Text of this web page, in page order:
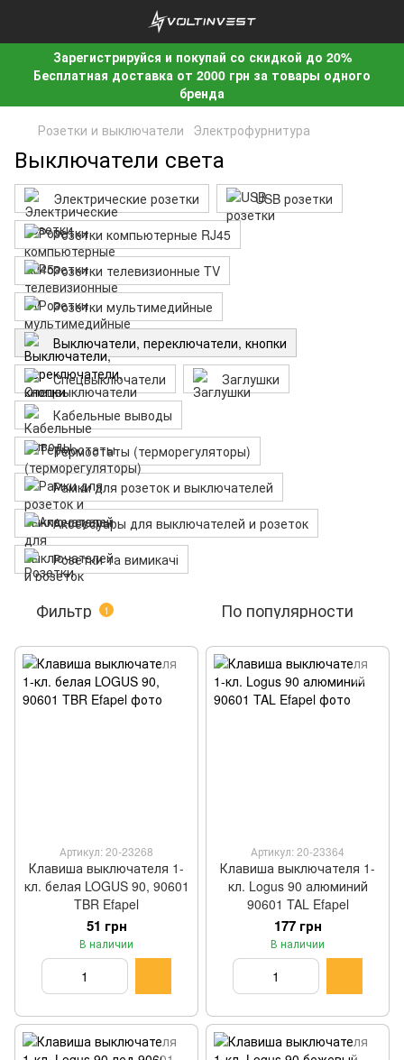
Зарегистрируйся и покупай со скидкой до 20%
Бесплатная доставка от 2000 грн за товары одного
бренда
Розетки и выключатели Электрофурнитура
Выключатели света
Электрические розетки
USB розетки
Розетки компьютерные RJ45
Розетки телевизионные TV
Розетки мультимедийные
Выключатели, переключатели, кнопки
Спецвыключатели
Заглушки
Кабельные выводы
Термостаты (терморегуляторы)
Рамки для розеток и выключателей
Аксессуары для выключателей и розеток
Розетки та вимикачі
Фильтр 1 По популярности
Артикул: 20-23268
Клавиша выключателя 1-
кл. белая LOGUS 90, 90601
TBR Efapel
51 грн
В наличии
Артикул: 20-23364
Клавиша выключателя 1-
кл. Logus 90 алюминий
90601 TAL Efapel
177 грн
В наличии